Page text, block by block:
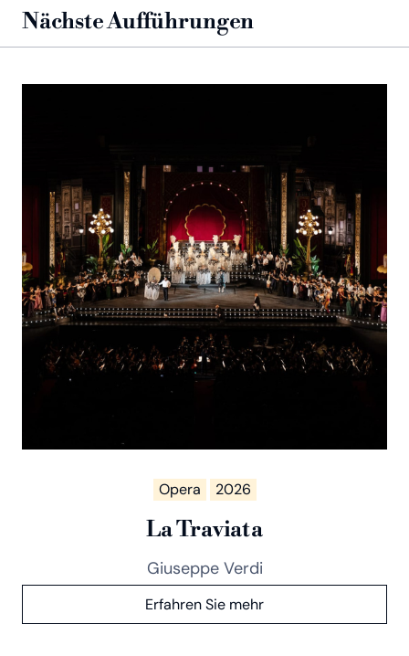
Nächste Aufführungen
Opera 2026
La Traviata
Giuseppe Verdi
Erfahren Sie mehr